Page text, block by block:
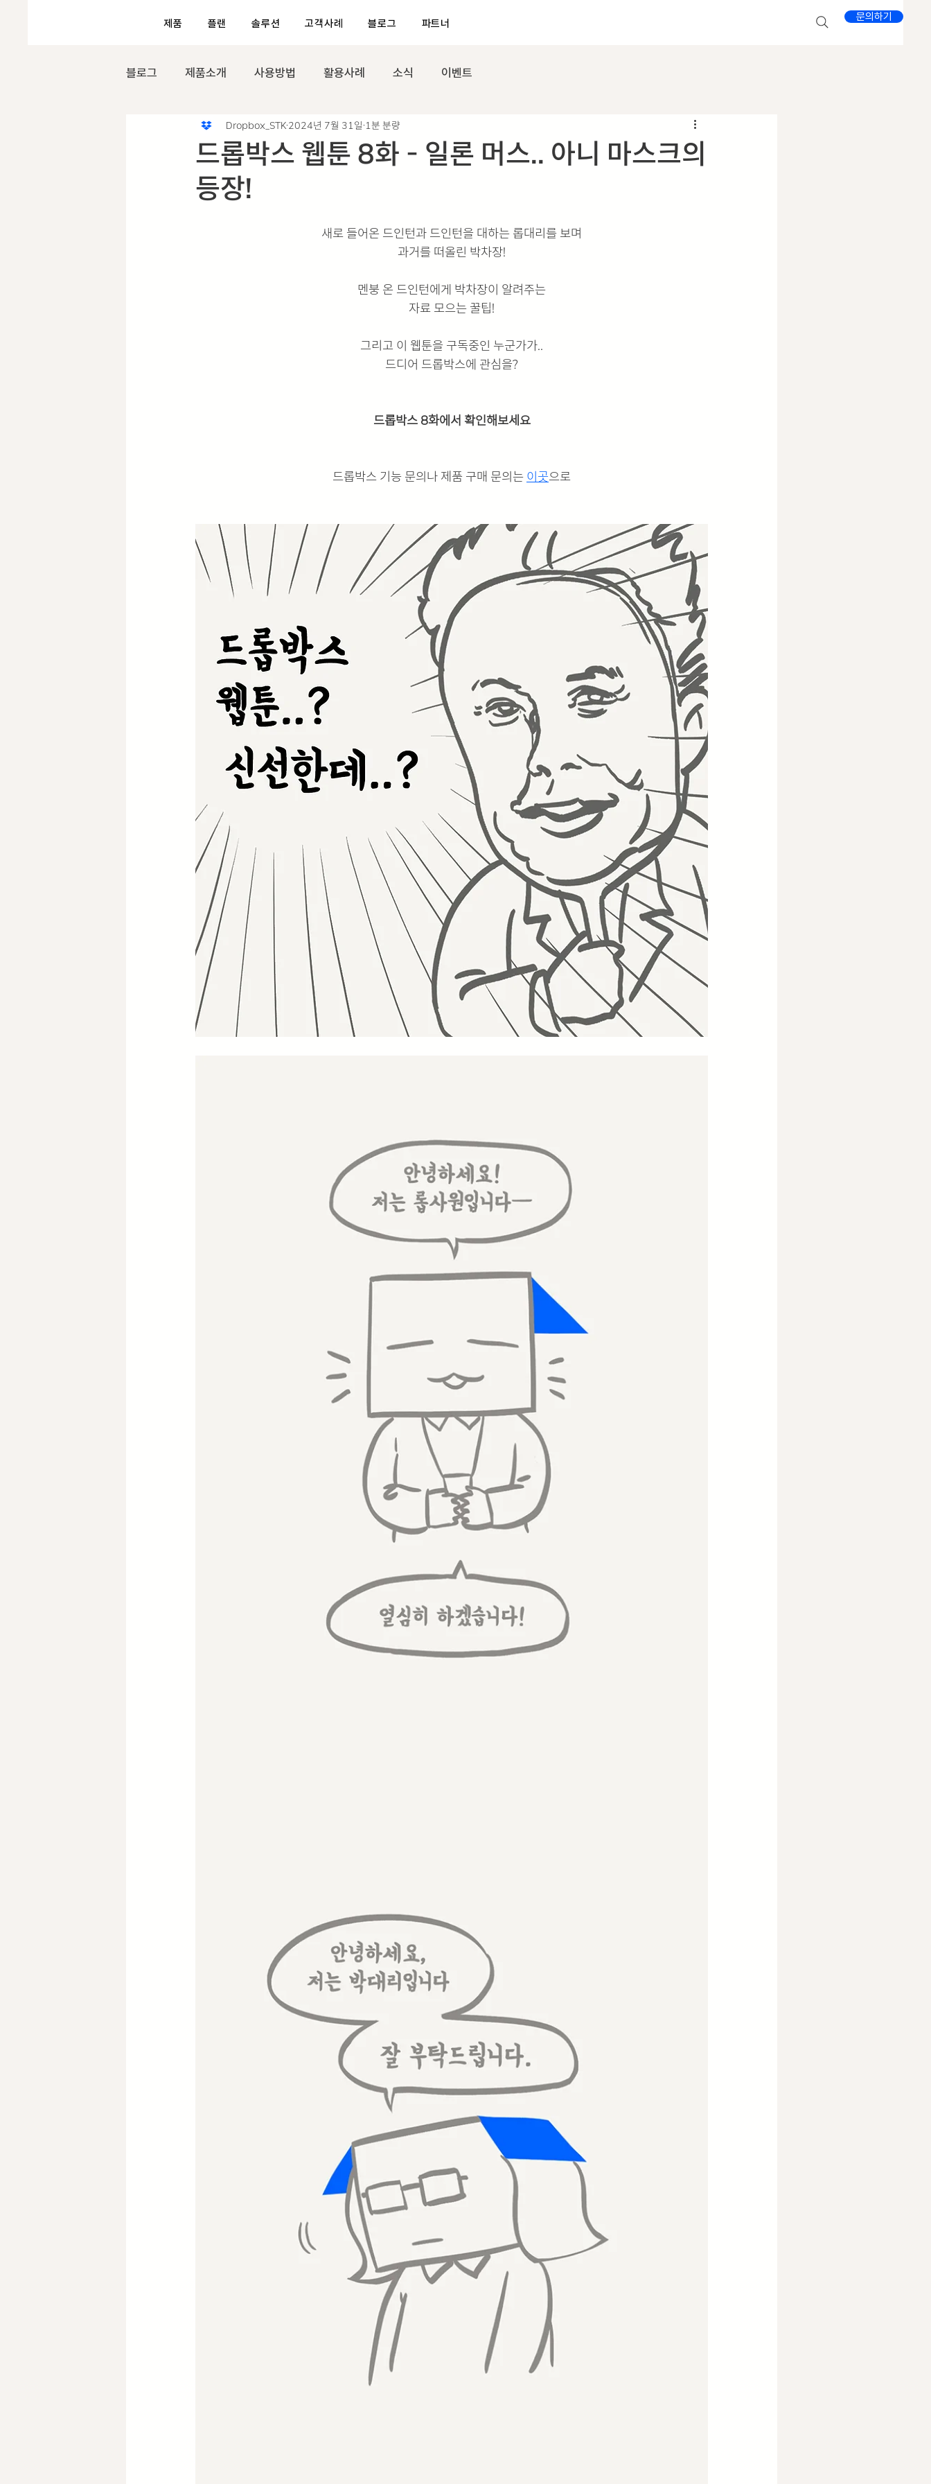
제품 플랜 솔루션 고객사례 블로그 파트너
문의하기
블로그 제품소개 사용방법 활용사례 소식 이벤트
드롭박스 웹툰 8화 - 일론 머스.. 아니 마스크의
등장!
Dropbox_STK 2024년 7월 31일 1분 분량
새로 들어온 드인턴과 드인턴을 대하는 롭대리를 보며
과거를 떠올린 박차장!
멘붕 온 드인턴에게 박차장이 알려주는
자료 모으는 꿀팁!
그리고 이 웹툰을 구독중인 누군가가..
드디어 드롭박스에 관심을?
드롭박스 8화에서 확인해보세요
드롭박스 기능 문의나 제품 구매 문의는 이곳으로